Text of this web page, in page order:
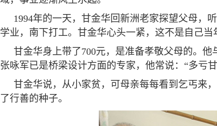
1994年的一天，甘金华回新洲老家探望父母，
学业，南下打工。甘金华心头一紧，这不是自己
甘金华身上带了700元，是准备孝敬父母的。
张咏军已是桥梁设计方面的专家，他常说：“多亏
甘金华说，从小家贫，可母亲每每看到乞丐来
了行善的种子。